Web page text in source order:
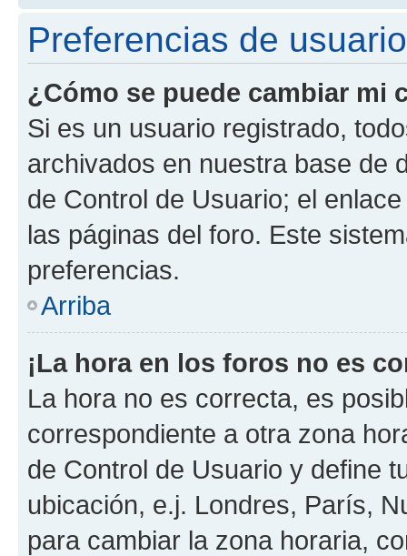
Preferencias de
¿Cómo se puede cambiar mi
Si es un usuario registrado,
archivados en nuestra base de
de Control de Usuario; el
las páginas del foro. Este
preferencias.
Arriba
¡La hora en los foros no es
La hora no es correcta, es
correspondiente a otra zona
de Control de Usuario y define
ubicación, e.j. Londres, París,
para cambiar la zona horaria,